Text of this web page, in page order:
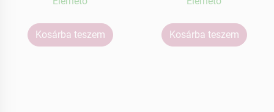
Kosárba teszem Kosárba teszem